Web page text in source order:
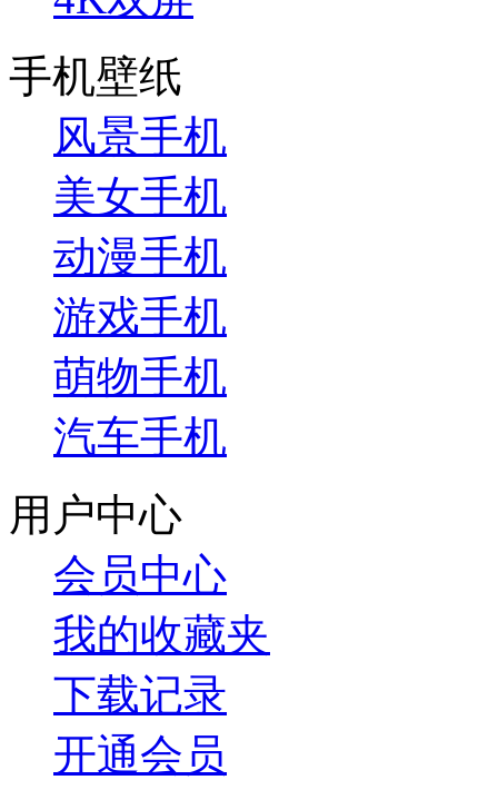
手机壁纸
风景手机
美女手机
动漫手机
游戏手机
萌物手机
汽车手机
用户中心
会员中心
我的收藏夹
下载记录
开通会员